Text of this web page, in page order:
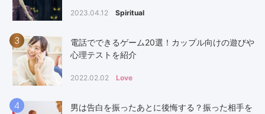
2023.04.12 Spiritual
3
電話でできるゲーム20選！カップル向けの遊びや
心理テストを紹介
2022.02.02 Love
4
男は告白を振ったあとに後悔する？振った相手を